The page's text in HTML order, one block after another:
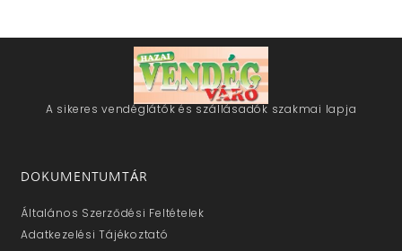
A sikeres vendéglátók és szállásadók szakmai lapja
DOKUMENTUMTÁR
Általános Szerződési Feltételek
Adatkezelési Tájékoztató